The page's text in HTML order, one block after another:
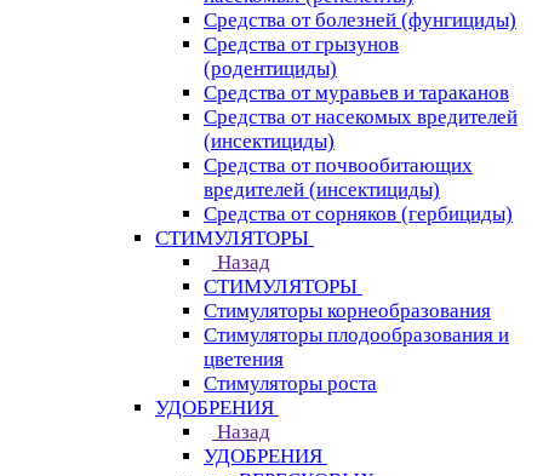
Средства от болезней (фунгициды)
Средства от грызунов
(родентициды)
Средства от муравьев и тараканов
Средства от насекомых вредителей
(инсектициды)
Средства от почвообитающих
вредителей (инсектициды)
Средства от сорняков (гербициды)
СТИМУЛЯТОРЫ
Назад
СТИМУЛЯТОРЫ
Стимуляторы корнеобразования
Стимуляторы плодообразования и
цветения
Стимуляторы роста
УДОБРЕНИЯ
Назад
УДОБРЕНИЯ